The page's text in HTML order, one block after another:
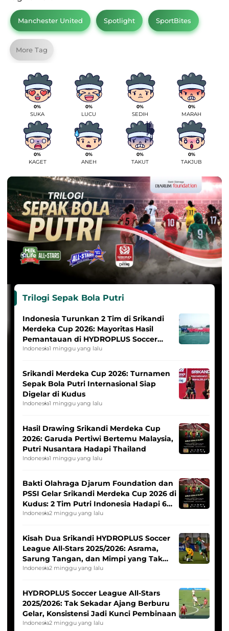
Manchester United Spotlight SportBites
More Tag
0%
SUKA
0%
LUCU
0%
SEDIH
0%
MARAH
0%
KAGET
0%
ANEH
0%
TAKUT
0%
TAKJUB
Trilogi Sepak Bola Putri
Indonesia Turunkan 2 Tim di Srikandi
Merdeka Cup 2026: Mayoritas Hasil
Pemantauan di HYDROPLUS Soccer
League
Indonesia1 minggu yang lalu
Srikandi Merdeka Cup 2026: Turnamen
Sepak Bola Putri Internasional Siap
Digelar di Kudus
Indonesia1 minggu yang lalu
Hasil Drawing Srikandi Merdeka Cup
2026: Garuda Pertiwi Bertemu Malaysia,
Putri Nusantara Hadapi Thailand
Indonesia1 minggu yang lalu
Bakti Olahraga Djarum Foundation dan
PSSI Gelar Srikandi Merdeka Cup 2026 di
Kudus: 2 Tim Putri Indonesia Hadapi 6
Tim Asia
Indonesia2 minggu yang lalu
Kisah Dua Srikandi HYDROPLUS Soccer
League All-Stars 2025/2026: Asrama,
Sarung Tangan, dan Mimpi yang Tak
Pernah Padam
Indonesia2 minggu yang lalu
HYDROPLUS Soccer League All-Stars
2025/2026: Tak Sekadar Ajang Berburu
Gelar, Konsistensi Jadi Kunci Pembinaan
Indonesia2 minggu yang lalu